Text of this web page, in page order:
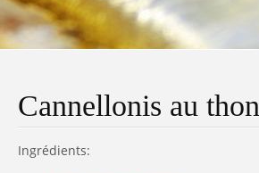
Cannellonis au thon
Ingrédients: